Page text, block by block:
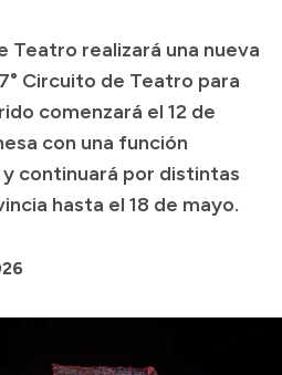
Teatro realizará una nueva
Circuito de Teatro para
comenzará el 12 de
con una función
continuará por distintas
hasta el 18 de mayo.